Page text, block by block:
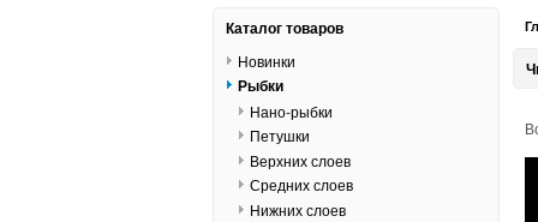
Каталог товаров
Новинки
Рыбки
Нано-рыбки
Петушки
Верхних слоев
Средних слоев
Нижних слоев